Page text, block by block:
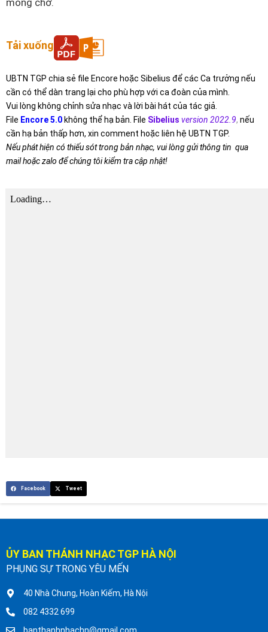
mong chờ.
Tải xuống
UBTN TGP chia sẻ file Encore hoặc Sibelius để các Ca trưởng nếu
cần có thể dàn trang lại cho phù hợp với ca đoàn của mình.
Vui lòng không chỉnh sửa nhạc và lời bài hát của tác giả.
File Encore 5.0không thể hạ bản. File Sibelius version 2022.9, nếu
cần hạ bản thấp hơn, xin comment hoặc liên hệ UBTN TGP.
Nếu phát hiện có thiếu sót trong bản nhạc, vui lòng gửi thông tin qua
mail hoặc zalo để chúng tôi kiểm tra cập nhật!
Facebook Tweet
ỦY BAN THÁNH NHẠC TGP HÀ NỘI
PHỤNG SỰ TRONG YÊU MẾN
40 Nhà Chung, Hoàn Kiếm, Hà Nội
082 4332 699